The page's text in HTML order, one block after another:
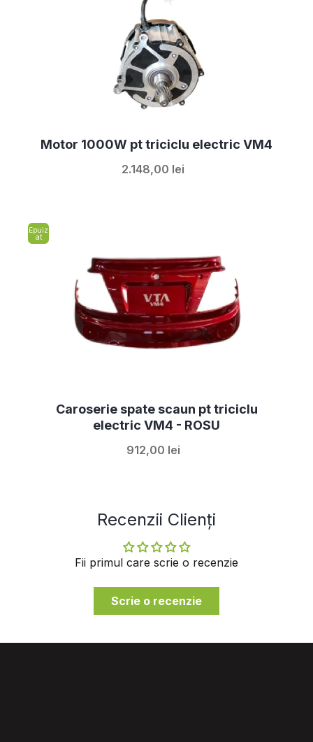
Motor 1000W pt triciclu electric VM4
2.148,00 lei
Epuiz
at
Caroserie spate scaun pt triciclu
electric VM4 - ROSU
912,00 lei
Recenzii Clienți
Fii primul care scrie o recenzie
Scrie o recenzie